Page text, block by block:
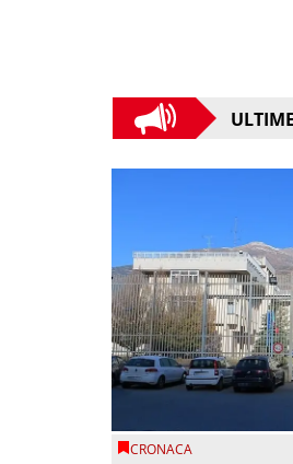
CRONACA